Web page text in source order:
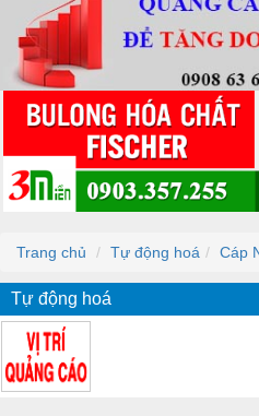
Trang chủ Tự động hoá Cáp
Tự động hoá